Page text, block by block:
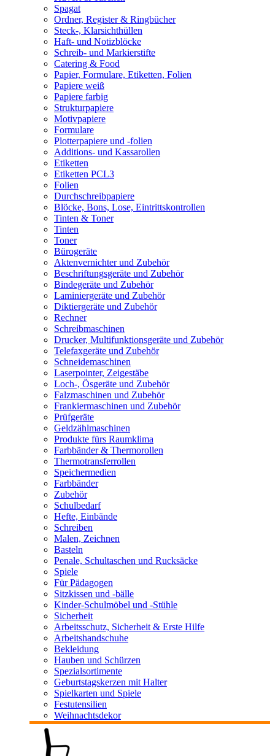
Spagat
Ordner, Register & Ringbücher
Steck-, Klarsichthüllen
Haft- und Notizblöcke
Schreib- und Markierstifte
Catering & Food
Papier, Formulare, Etiketten, Folien
Papiere weiß
Papiere farbig
Strukturpapiere
Motivpapiere
Formulare
Plotterpapiere und -folien
Additions- und Kassarollen
Etiketten
Etiketten PCL3
Folien
Durchschreibpapiere
Blöcke, Bons, Lose, Eintrittskontrollen
Tinten & Toner
Tinten
Toner
Bürogeräte
Aktenvernichter und Zubehör
Beschriftungsgeräte und Zubehör
Bindegeräte und Zubehör
Laminiergeräte und Zubehör
Diktiergeräte und Zubehör
Rechner
Schreibmaschinen
Drucker, Multifunktionsgeräte und Zubehör
Telefaxgeräte und Zubehör
Schneidemaschinen
Laserpointer, Zeigestäbe
Loch-, Ösgeräte und Zubehör
Falzmaschinen und Zubehör
Frankiermaschinen und Zubehör
Prüfgeräte
Geldzählmaschinen
Produkte fürs Raumklima
Farbbänder & Thermorollen
Thermotransferrollen
Speichermedien
Farbbänder
Zubehör
Schulbedarf
Hefte, Einbände
Schreiben
Malen, Zeichnen
Basteln
Penale, Schultaschen und Rucksäcke
Spiele
Für Pädagogen
Sitzkissen und -bälle
Kinder-Schulmöbel und -Stühle
Sicherheit
Arbeitsschutz, Sicherheit & Erste Hilfe
Arbeitshandschuhe
Bekleidung
Hauben und Schürzen
Spezialsortimente
Geburtstagskerzen mit Halter
Spielkarten und Spiele
Festutensilien
Weihnachtsdekor